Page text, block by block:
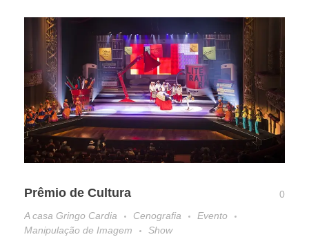
Prêmio de Cultura
0
A casa Gringo Cardia
Cenografia
Evento
Manipulação de Imagem
Show